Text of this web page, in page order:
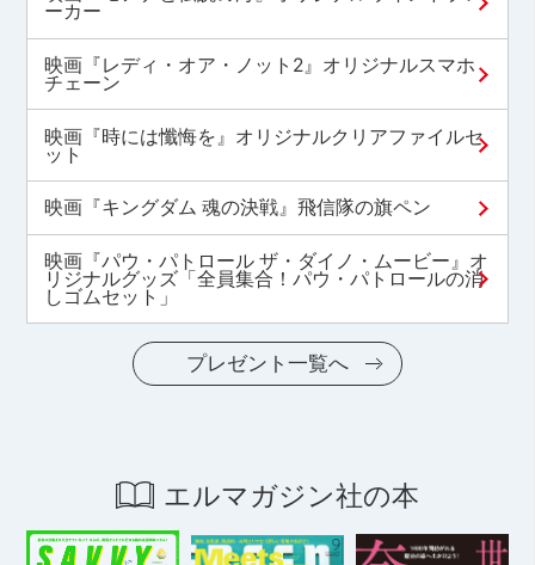
ーカー
映画『レディ・オア・ノット2』オリジナルスマホ
チェーン
映画『時には懺悔を』オリジナルクリアファイルセ
ット
映画『キングダム 魂の決戦』飛信隊の旗ペン
映画『パウ・パトロール ザ・ダイノ・ムービー』オ
リジナルグッズ「全員集合！パウ・パトロールの消
しゴムセット」
プレゼント一覧へ
エルマガジン社の本